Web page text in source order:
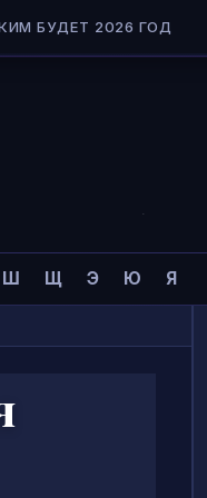
БУДЕТ 2026 ГОД
Ш Щ Э Ю Я